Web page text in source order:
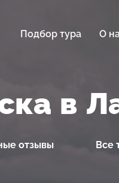
Подбор тура О
в
отзывы Все